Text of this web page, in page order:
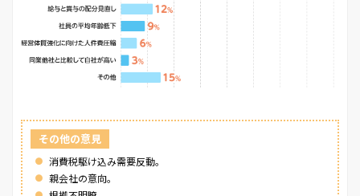
その他の意見
消費税駆け込み需要反動。
親会社の意向。